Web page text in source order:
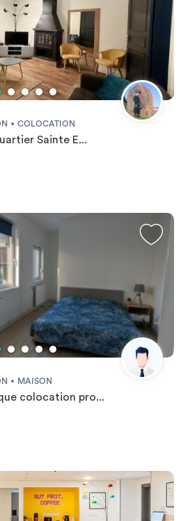
COLOCATION
Sainte E...
MAISON
colocation pro...